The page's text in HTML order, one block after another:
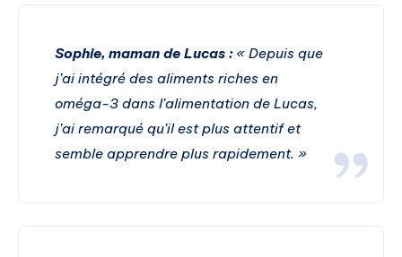
Sophie, maman de Lucas :« Depuis que
j’ai intégré des aliments riches en
oméga-3 dans l’alimentation de Lucas,
j’ai remarqué qu’il est plus attentif et
semble apprendre plus rapidement. »